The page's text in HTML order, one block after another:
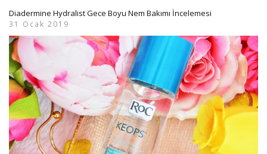
Diadermine Hydralist Gece Boyu Nem Bakımı İncelemesi
31 Ocak 2019